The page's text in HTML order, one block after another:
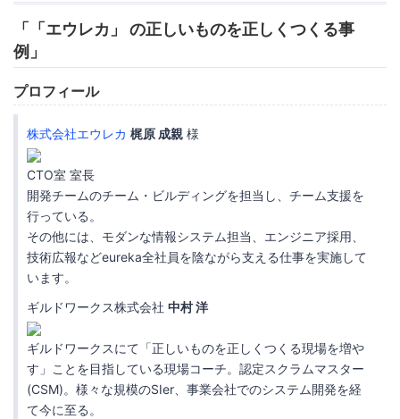
「 「エウレカ」
の正しいものを正しくつくる事
例」
プロフィール
株式会社エウレカ 梶原 成親 様
CTO室 室長
開発チームのチーム・ビルディングを担当し、チーム支援を
行っている。
その他には、モダンな情報システム担当、エンジニア採用、
技術広報などeureka全社員を陰ながら支える仕事を実施して
います。
ギルドワークス株式会社 中村 洋
ギルドワークスにて「正しいものを正しくつくる現場を増や
す」ことを目指している現場コーチ。認定スクラムマスター
(CSM)。様々な規模のSIer、事業会社でのシステム開発を経
て今に至る。